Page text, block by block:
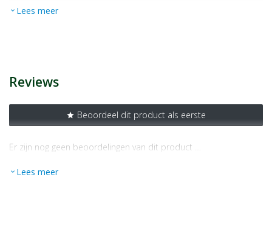
EAN
expand_more Lees meer
Reviews
star Beoordeel dit product als eerste
Er zijn nog geen beoordelingen van dit product …
expand_more Lees meer